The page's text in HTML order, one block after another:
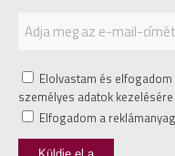
Elolvastam és elfogadom
személyes adatok
Elfogadom a